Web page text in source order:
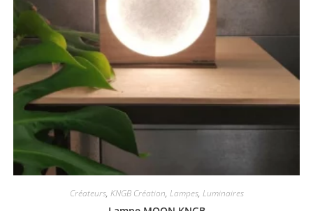
Créateurs, KNGB Création, Lampes, Luminaires